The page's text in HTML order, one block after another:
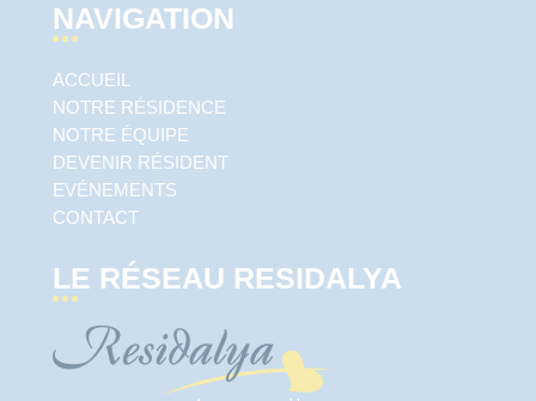
NAVIGATION
ACCUEIL
NOTRE RÉSIDENCE
NOTRE ÉQUIPE
DEVENIR RÉSIDENT
EVÉNEMENTS
CONTACT
LE RÉSEAU RESIDALYA